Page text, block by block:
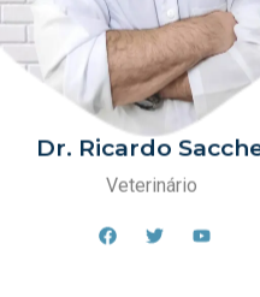
Dr. Ricardo Sacchet
Veterinário